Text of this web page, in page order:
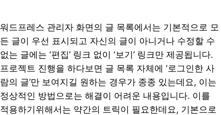
워드프레스 관리자 화면의 글 목록에서는 기본적으로 모
든 글이 우선 표시되고 자신의 글이 아니거나 수정할 수
없는 글에는 ‘편집’ 링크 없이 ‘보기’ 링크만 제공됩니다.
프로젝트 진행을 하다보면 글 목록 자체에 ‘로그인한 사
람의 글’만 보여지길 원하는 경우가 종종 있는데요, 이는
정상적인 방법으로는 해결이 어려운 내용입니다. 이를
적용하기위해서는 약간의 트릭이 필요한데요, 기본으로